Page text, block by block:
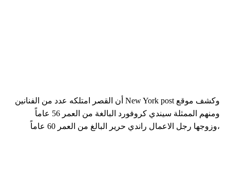
وكشف موقع New York post أن القصر امتلكه عدد من الفنانين
ومنهم الممثلة سيندي كروفورد البالغة من العمر 56 عاماً
،وزوجها رجل الاعمال راندي حرير البالغ من العمر 60 عاماً